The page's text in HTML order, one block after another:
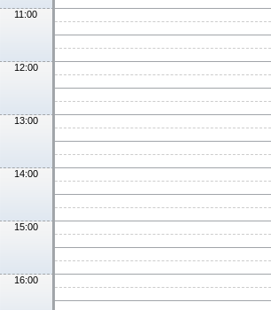
11:00
12:00
13:00
14:00
15:00
16:00